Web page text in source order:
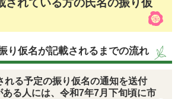
されている方の氏名の振り仮
り仮名が記載されるまでの流れ
る予定の振り仮名の通知を送付
る人には、令和7年7月下旬頃に市